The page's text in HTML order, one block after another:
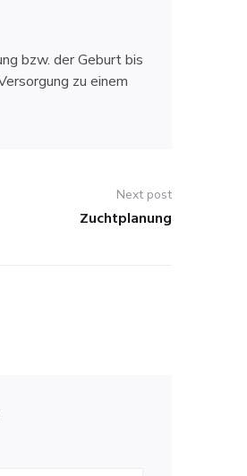
bzw. der Geburt bis
zu einem
Next post
Zuchtplanung